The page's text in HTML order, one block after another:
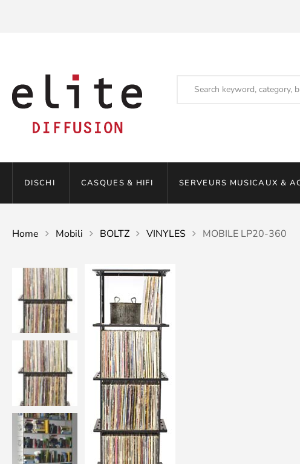
DISCHI CASQUES & HIFI SERVEURS MUSICAUX &
Home Mobili BOLTZ VINYLES MOBILE LP20-360